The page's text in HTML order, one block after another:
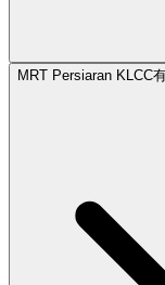
MRT Persiaran KLCC